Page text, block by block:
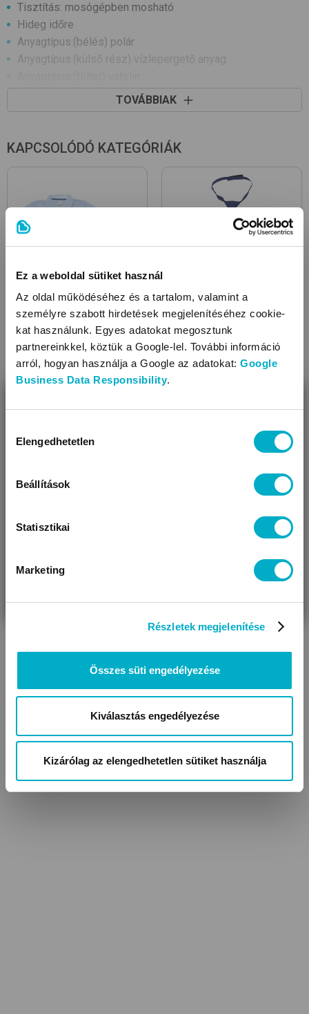
Ez a weboldal sütiket használ
Az oldal működéséhez és a tartalom, valamint a
személyre szabott hirdetések megjelenítéséhez cookie-
kat használunk. Egyes adatokat megosztunk
partnereinkkel, köztük a Google-lel. További információ
arról, hogyan használja a Google az adatokat: Google
Business Data Responsibility.
kiválasztása
Elengedhetetlen
Beállítások
Statisztikai
Marketing
Részletek megjelenítése
Összes süti engedélyezése
Kiválasztás engedélyezése
Kizárólag az elengedhetetlen sütiket használja
Tisztítás: mosógépben mosható
Hideg időre
Anyagtípus:(bélés) polár
Anyagtípus:(külső rész) vízlepergető anyag
Fazon: cipzárral záródó, kapucnis
TOVÁBBIAK
KAPCSOLÓDÓ KATEGÓRIÁK
Gyerek ingek Gyerek nyakkendők
Úgy látjuk, most jársz nálunk először!
VÁRANDÓS
AJÁNDÉKOT